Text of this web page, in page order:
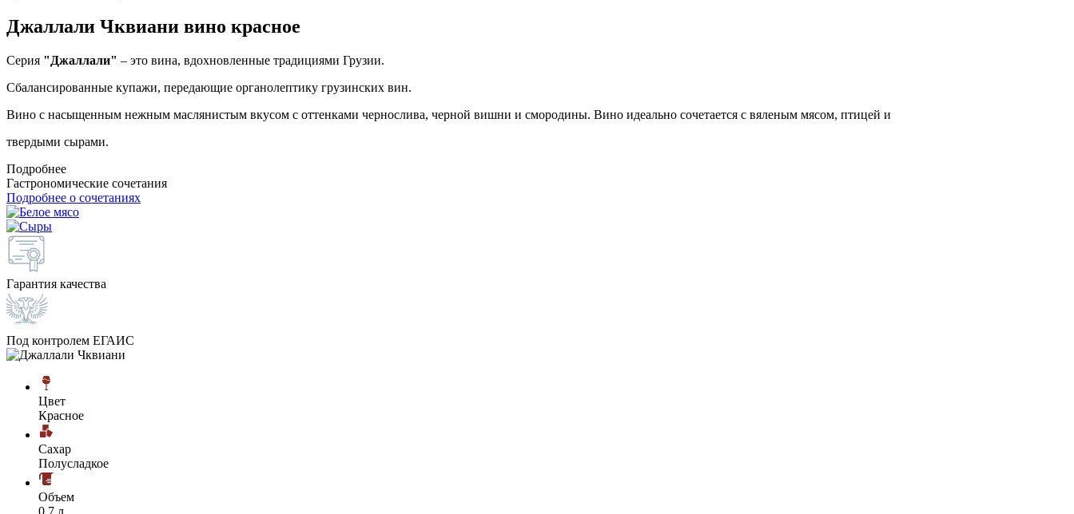
Джаллали Чквиани вино красное
Серия "Джаллали" – это вина, вдохновленные традициями Грузии.
Сбалансированные купажи, передающие органолептику грузинских вин.
Вино с насыщенным нежным маслянистым вкусом с оттенками чернослива, черной вишни и смородины. Вино идеально сочетается с вяленым мясом, птицей и
твердыми сырами.
Подробнее
Гастрономические сочетания
Подробнее о сочетаниях
Гарантия качества
Под контролем ЕГАИС
Цвет
Красное
Сахар
Полусладкое
Объем
0,7 л